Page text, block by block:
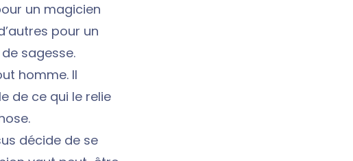
un magicien
pour un
sagesse.
homme. Il
de ce qui le relie
décide de se